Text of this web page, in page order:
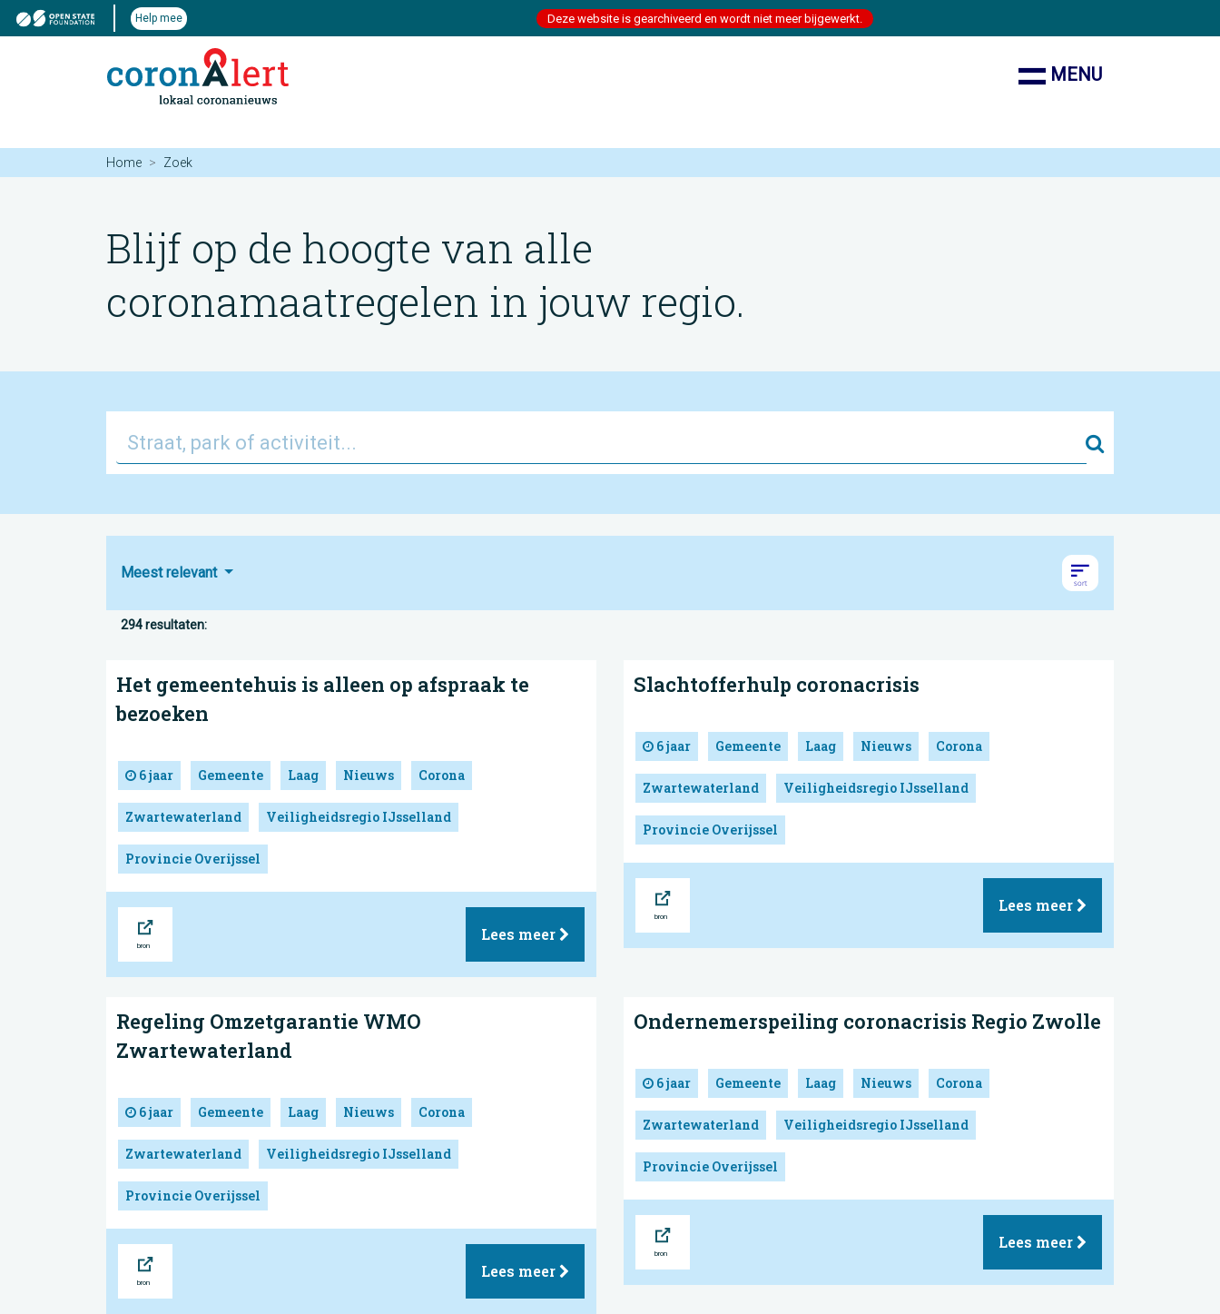
Help mee Deze website is gearchiveerd en wordt niet meer bijgewerkt.
MENU
Home Zoek
Blijf op de hoogte van alle
coronamaatregelen in jouw regio.
Zoek
Meest relevant
294 resultaten:
Het gemeentehuis is alleen op afspraak te
bezoeken
6 jaar Gemeente Laag Nieuws Corona
Zwartewaterland Veiligheidsregio IJsselland
Provincie Overijssel
Lees meer
Slachtofferhulp coronacrisis
6 jaar Gemeente Laag Nieuws Corona
Zwartewaterland Veiligheidsregio IJsselland
Provincie Overijssel
Lees meer
Regeling Omzetgarantie WMO
Zwartewaterland
6 jaar Gemeente Laag Nieuws Corona
Zwartewaterland Veiligheidsregio IJsselland
Provincie Overijssel
Lees meer
Ondernemerspeiling coronacrisis Regio Zwolle
6 jaar Gemeente Laag Nieuws Corona
Zwartewaterland Veiligheidsregio IJsselland
Provincie Overijssel
Lees meer